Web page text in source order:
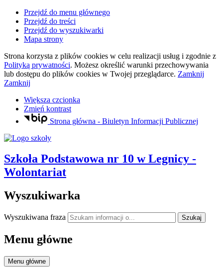
Przejdź do menu głównego
Przejdź do treści
Przejdź do wyszukiwarki
Mapa strony
Strona korzysta z plików cookies w celu realizacji usług i zgodnie z
Polityką prywatności. Możesz określić warunki przechowywania
lub dostępu do plików cookies w Twojej przeglądarce. Zamknij
Zamknij
Większa czcionka
Zmień kontrast
Strona główna - Biuletyn Informacji Publicznej
Szkoła Podstawowa nr 10 w Legnicy -
Wolontariat
Wyszukiwarka
Wyszukiwana fraza Szukaj
Menu główne
Menu główne